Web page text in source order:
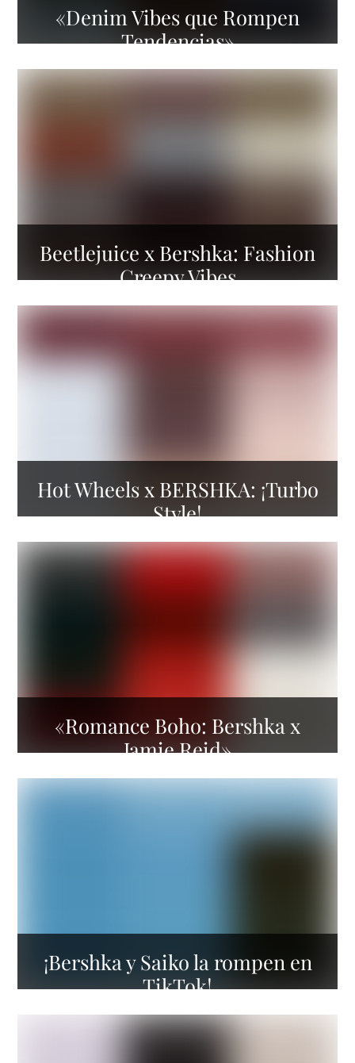
«Denim Vibes que Rompen
Tendencias»
Beetlejuice x Bershka: Fashion
Creepy Vibes
Hot Wheels x BERSHKA: ¡Turbo
Style!
«Romance Boho: Bershka x
Jamie Reid»
¡Bershka y Saiko la rompen en
TikTok!